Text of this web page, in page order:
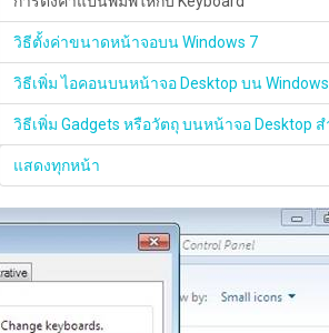
วิธีตั้งค่าขนาดหน้าจอบน Windows 7
วิธีเพิ่ม ไอคอนบนหน้าจอ Desktop บน
วิธีเพิ่ม Gadgets หรือวัตถุ บนหน้าจอ Desktop
แสดงทุกหน้า